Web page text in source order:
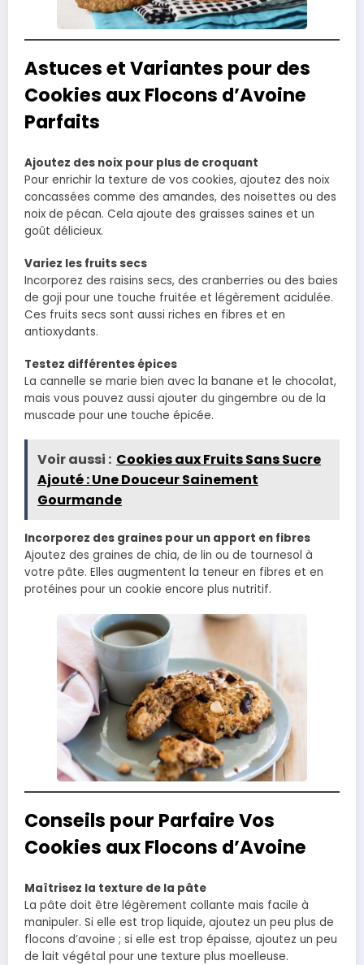
Astuces et Variantes pour des
Cookies aux Flocons d’Avoine
Parfaits
Ajoutez des noix pour plus de croquant
Pour enrichir la texture de vos cookies, ajoutez des noix
concassées comme des amandes, des noisettes ou des
noix de pécan. Cela ajoute des graisses saines et un
goût délicieux.
Variez les fruits secs
Incorporez des raisins secs, des cranberries ou des baies
de goji pour une touche fruitée et légèrement acidulée.
Ces fruits secs sont aussi riches en fibres et en
antioxydants.
Testez différentes épices
La cannelle se marie bien avec la banane et le chocolat,
mais vous pouvez aussi ajouter du gingembre ou de la
muscade pour une touche épicée.
Voir aussi : Cookies aux Fruits Sans Sucre
Ajouté : Une Douceur Sainement
Gourmande
Incorporez des graines pour un apport en fibres
Ajoutez des graines de chia, de lin ou de tournesol à
votre pâte. Elles augmentent la teneur en fibres et en
protéines pour un cookie encore plus nutritif.
Conseils pour Parfaire Vos
Cookies aux Flocons d’Avoine
Maîtrisez la texture de la pâte
La pâte doit être légèrement collante mais facile à
manipuler. Si elle est trop liquide, ajoutez un peu plus de
flocons d’avoine ; si elle est trop épaisse, ajoutez un peu
de lait végétal pour une texture plus moelleuse.